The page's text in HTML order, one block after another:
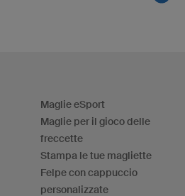
Maglie eSport
Maglie per il gioco delle
freccette
Stampa le tue magliette
Felpe con cappuccio
personalizzate